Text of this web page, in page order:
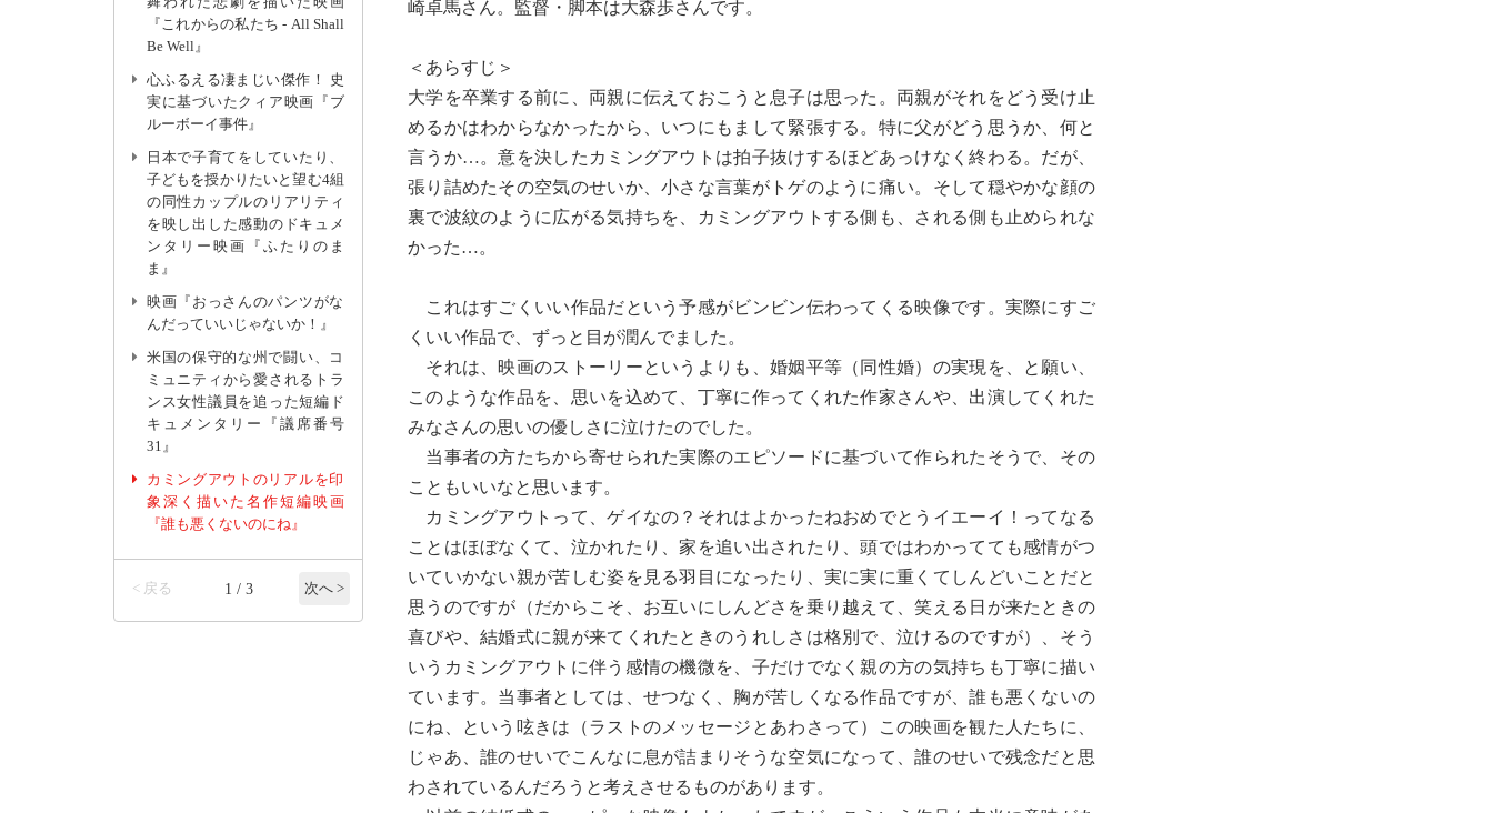
崎卓馬さん。監督・脚本は大森歩さんです。
＜あらすじ＞
大学を卒業する前に、両親に伝えておこうと息子は思った。両親がそれをどう受け止
めるかはわからなかったから、いつにもまして緊張する。特に父がどう思うか、何と
言うか…。意を決したカミングアウトは拍子抜けするほどあっけなく終わる。だが、
張り詰めたその空気のせいか、小さな言葉がトゲのように痛い。そして穏やかな顔の
裏で波紋のように広がる気持ちを、カミングアウトする側も、される側も止められな
かった…。
これはすごくいい作品だという予感がビンビン伝わってくる映像です。実際にすご
くいい作品で、ずっと目が潤んでました。
それは、映画のストーリーというよりも、婚姻平等（同性婚）の実現を、と願い、
このような作品を、思いを込めて、丁寧に作ってくれた作家さんや、出演してくれた
みなさんの思いの優しさに泣けたのでした。
当事者の方たちから寄せられた実際のエピソードに基づいて作られたそうで、その
こともいいなと思います。
カミングアウトって、ゲイなの？それはよかったねおめでとうイエーイ！ってなる
ことはほぼなくて、泣かれたり、家を追い出されたり、頭ではわかってても感情がつ
いていかない親が苦しむ姿を見る羽目になったり、実に実に重くてしんどいことだと
思うのですが（だからこそ、お互いにしんどさを乗り越えて、笑える日が来たときの
喜びや、結婚式に親が来てくれたときのうれしさは格別で、泣けるのですが）、そう
いうカミングアウトに伴う感情の機微を、子だけでなく親の方の気持ちも丁寧に描い
ています。当事者としては、せつなく、胸が苦しくなる作品ですが、誰も悪くないの
にね、という呟きは（ラストのメッセージとあわさって）この映画を観た人たちに、
じゃあ、誰のせいでこんなに息が詰まりそうな空気になって、誰のせいで残念だと思
わされているんだろうと考えさせるものがあります。
『これからの私たち - All Shall
Be Well』
心ふるえる凄まじい傑作！ 史
実に基づいたクィア映画『ブ
ルーボーイ事件』
日本で子育てをしていたり、
子どもを授かりたいと望む4組
の同性カップルのリアリティ
を映し出した感動のドキュメ
ンタリー映画『ふたりのま
ま』
映画『おっさんのパンツがな
んだっていいじゃないか！』
米国の保守的な州で闘い、コ
ミュニティから愛されるトラ
ンス女性議員を追った短編ド
キュメンタリー『議席番号
31』
カミングアウトのリアルを印
象深く描いた名作短編映画
『誰も悪くないのにね』
< 戻る 1 / 3 次へ >